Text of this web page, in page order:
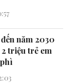
năm 2030
2 triệu trẻ em